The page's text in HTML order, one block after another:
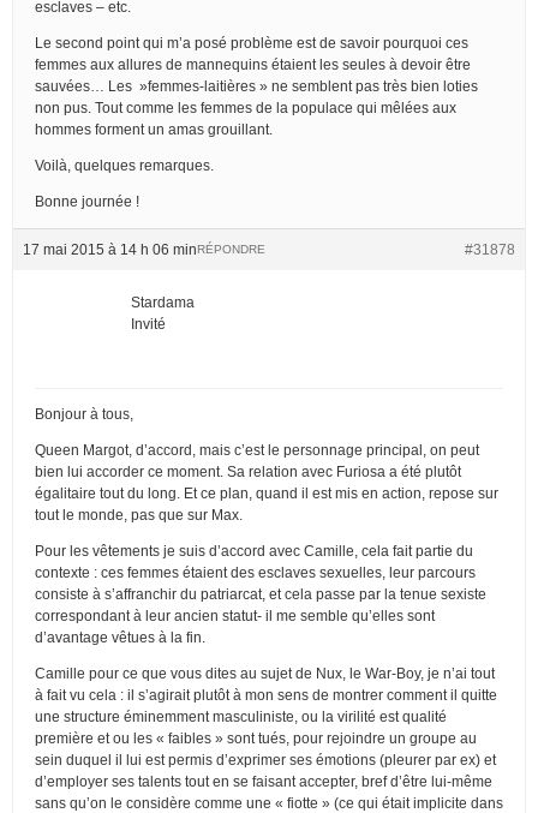
esclaves – etc.
Le second point qui m’a posé problème est de savoir pourquoi ces
femmes aux allures de mannequins étaient les seules à devoir être
sauvées… Les »femmes-laitières » ne semblent pas très bien loties
non pus. Tout comme les femmes de la populace qui mêlées aux
hommes forment un amas grouillant.
Voilà, quelques remarques.
Bonne journée !
17 mai 2015 à 14 h 06 min #31878
RÉPONDRE
Stardama
Invité
Bonjour à tous,
Queen Margot, d’accord, mais c’est le personnage principal, on peut
bien lui accorder ce moment. Sa relation avec Furiosa a été plutôt
égalitaire tout du long. Et ce plan, quand il est mis en action, repose sur
tout le monde, pas que sur Max.
Pour les vêtements je suis d’accord avec Camille, cela fait partie du
contexte : ces femmes étaient des esclaves sexuelles, leur parcours
consiste à s’affranchir du patriarcat, et cela passe par la tenue sexiste
correspondant à leur ancien statut- il me semble qu’elles sont
d’avantage vêtues à la fin.
Camille pour ce que vous dites au sujet de Nux, le War-Boy, je n’ai tout
à fait vu cela : il s’agirait plutôt à mon sens de montrer comment il quitte
une structure éminemment masculiniste, ou la virilité est qualité
première et ou les « faibles » sont tués, pour rejoindre un groupe au
sein duquel il lui est permis d’exprimer ses émotions (pleurer par ex) et
d’employer ses talents tout en se faisant accepter, bref d’être lui-même
sans qu’on le considère comme une « fiotte » (ce qui était implicite dans